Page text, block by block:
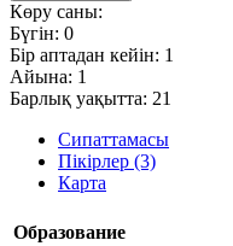
Көру саны:
Бүгін: 0
Бір аптадан кейін: 1
Айына: 1
Барлық уақытта: 21
Сипаттамасы
Пікірлер (3)
Карта
Образование